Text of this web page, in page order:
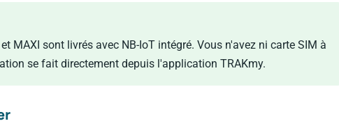
MAXI sont livrés avec NB-IoT intégré. Vous n'avez ni carte SIM à
se fait directement depuis l'application TRAKmy.